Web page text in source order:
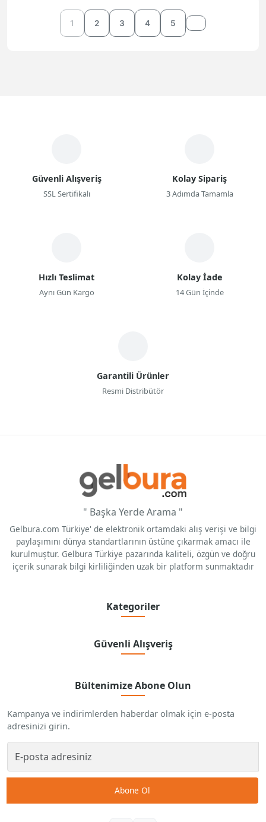
1 2 3 4 5
Güvenli Alışveriş
SSL Sertifikalı
Kolay Sipariş
3 Adımda Tamamla
Hızlı Teslimat
Aynı Gün Kargo
Kolay İade
14 Gün İçinde
Garantili Ürünler
Resmi Distribütör
" Başka Yerde Arama "
Gelbura.com Türkiye' de elektronik ortamdaki alış verişi ve bilgi
paylaşımını dünya standartlarının üstüne çıkarmak amacı ile
kurulmuştur. Gelbura Türkiye pazarında kaliteli, özgün ve doğru
içerik sunarak bilgi kirliliğinden uzak bir platform sunmaktadır
Kategoriler
Güvenli Alışveriş
Bültenimize Abone Olun
Kampanya ve indirimlerden haberdar olmak için e-posta
adresinizi girin.
Abone Ol